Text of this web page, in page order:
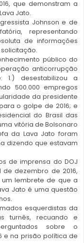
que demonstram a
Jato.
Johnson e de
representando
de informações
público do
anticorrupção
1.) desestabilizou a
500.000 empregos
da presidente
o golpe de 2016; e
do Brasil das
vitória de Bolsonaro
da Lava Jato foram
dizendo que estavam
de imprensa do DOJ
dezembro de 2016,
lembrete de que a
Jato é uma questão
esquerdistas da
turnês, recuando e
sobre o
e na prisão política de